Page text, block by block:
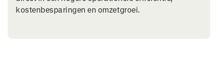
kostenbesparingen en omzetgroei.